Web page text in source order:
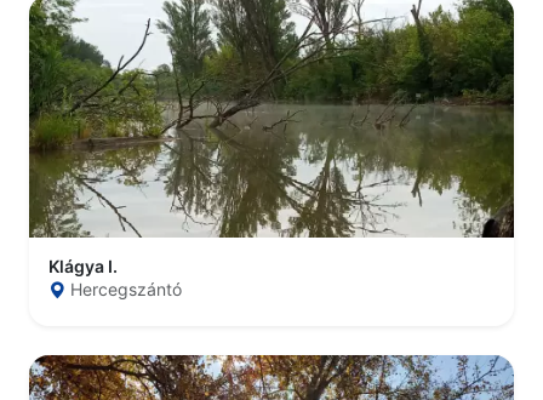
Klágya I.
Hercegszántó